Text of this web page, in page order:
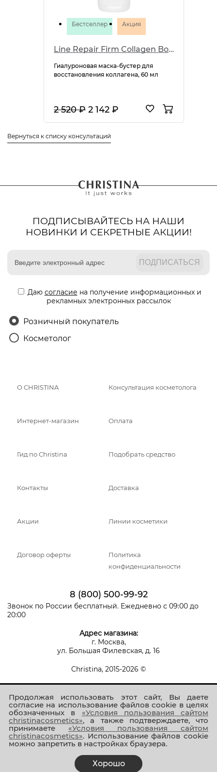
Продолжая использовать этот сайт, Вы даете
согласие на использование файлов cookie в целях
обозначенных в «Условия пользования сайтом
christinacosmetics», а также подтверждаете, что
принимаете «Условия пользования сайтом
christinacosmetics». Использование файлов cookie
можно запретить в настройках браузера.
Хорошо
Бестселлер Акция
Line Repair Firm Collagen Boost Mask
Гиалуроновая маска-бустер для
восстановления коллагена, 60 мл
2 520 ₽ 2 142 ₽
Вернуться к списку консультаций
ПОДПИСЫВАЙТЕСЬ НА НАШИ
НОВИНКИ И СЕКРЕТНЫЕ АКЦИИ!
Даю согласие на получение информационных и
рекламных электронных рассылок
Розничный покупатель
Косметолог
О CHRISTINA Консультация косметолога
Интернет-магазин Оплата
Гид по Christina Подобрать средство
Контакты Доставка
Акции Линии косметики
Договор оферты
Политика
конфиденциальности
8 (800) 500-99-92
Звонок по России бесплатный. Ежедневно с 09:00 до
20:00
Адрес магазина:
г. Москва,
ул. Большая Филевская, д. 16
Christina, 2015-2026 ©
Присоединяйтесь к нам!